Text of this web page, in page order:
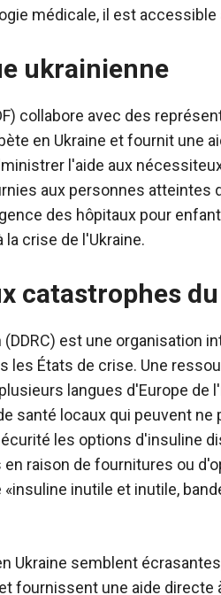
médicale, il est
ukrainienne
collabore avec des
en Ukraine et fournit une
l'aide aux
aux personnes atteintes
des hôpitaux pour
crise de l'Ukraine.
catastrophes
est une organisation
les États de crise. Une
langues d'Europe de
santé locaux qui peuvent ne
les options d'insuline
raison de fournitures ou
inutile et inutile,
Ukraine semblent
fournissent une aide directe